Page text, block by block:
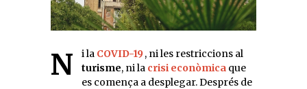
Ni la COVID-19, ni les restriccions al
turisme, ni la crisi econòmica que
es comença a desplegar. Després de